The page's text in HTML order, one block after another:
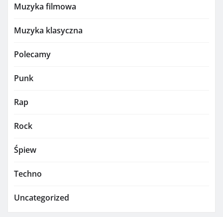
Muzyka filmowa
Muzyka klasyczna
Polecamy
Punk
Rap
Rock
Śpiew
Techno
Uncategorized